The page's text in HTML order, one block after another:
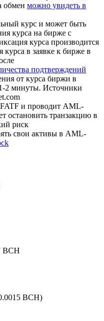
обмен можно увидеть в
курс и может быть
курса на бирже с
курса производится
курса в заявке к бирже в
подтверждений
от курса биржи в
2 минуты. Источники
FATF и проводит AML-
остановить транзакцию в
риск
свои активы в AML-
BCH
BCH)